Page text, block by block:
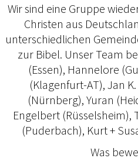
Wir sind eine Gruppe
Christen aus
unterschiedlichen
zur Bibel. Unser Team
(Essen), Hannelore
(Klagenfurt-AT), Jan
(Nürnberg), Yuran
Engelbert (Rüsselsheim),
(Puderbach), Kurt +
Was